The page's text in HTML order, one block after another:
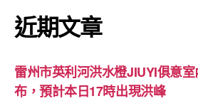
近期文章
雷州市英利河洪水橙JIUYI俱意
布，預計本日17時出現洪峰